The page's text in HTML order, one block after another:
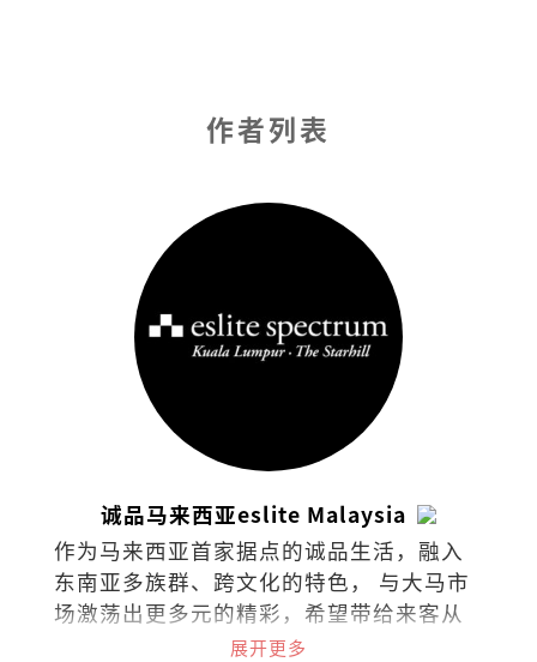
作者列表
诚品马来西亚eslite Malaysia
作为马来西亚首家据点的诚品生活，融入
东南亚多族群、跨文化的特色， 与大马市
场激荡出更多元的精彩，希望带给来客从
阅读里持续找到梦与想像的可能。在台
展开更多